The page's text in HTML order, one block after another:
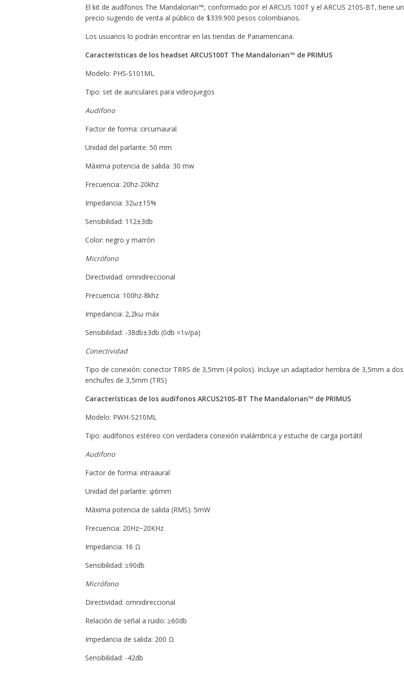
El kit de audífonos The Mandalorian™, conformado por el ARCUS 100T y el ARCUS 210S-BT, tiene un
precio sugerido de venta al público de $339.900 pesos colombianos.
Los usuarios lo podrán encontrar en las tiendas de Panamericana.
Características de los headset ARCUS100T The Mandalorian™ de PRIMUS
Modelo: PHS-S101ML
Tipo: set de auriculares para videojuegos
Audífono
Factor de forma: circumaural
Unidad del parlante: 50 mm
Máxima potencia de salida: 30 mw
Frecuencia: 20hz-20khz
Impedancia: 32ω±15%
Sensibilidad: 112±3db
Color: negro y marrón
Micrófono
Directividad: omnidireccional
Frecuencia: 100hz-8khz
Impedancia: 2,2kω máx
Sensibilidad: -38db±3db (0db =1v/pa)
Conectividad
Tipo de conexión: conector TRRS de 3,5mm (4 polos). Incluye un adaptador hembra de 3,5mm a dos
enchufes de 3,5mm (TRS)
Características de los audífonos ARCUS210S-BT The Mandalorian™ de PRIMUS
Modelo: PWH-S210ML
Tipo: audífonos estéreo con verdadera conexión inalámbrica y estuche de carga portátil
Audífono
Factor de forma: intraaural
Unidad del parlante: φ6mm
Máxima potencia de salida (RMS): 5mW
Frecuencia: 20Hz~20KHz
Impedancia: 16 Ω
Sensibilidad: ≥90db
Micrófono
Directividad: omnidireccional
Relación de señal a ruido: ≥60db
Impedancia de salida: 200 Ω
Sensibilidad: -42db